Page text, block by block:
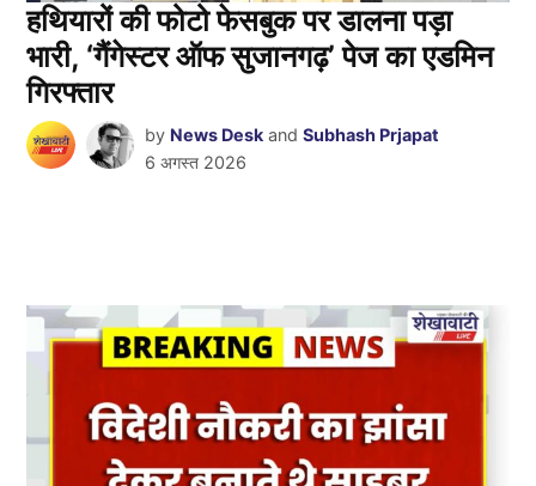
हथियारों की फोटो फेसबुक पर डालना पड़ा
भारी, ‘गैंगेस्टर ऑफ सुजानगढ़’ पेज का एडमिन
गिरफ्तार
by News Desk andSubhash Prjapat
6 अगस्त 2026